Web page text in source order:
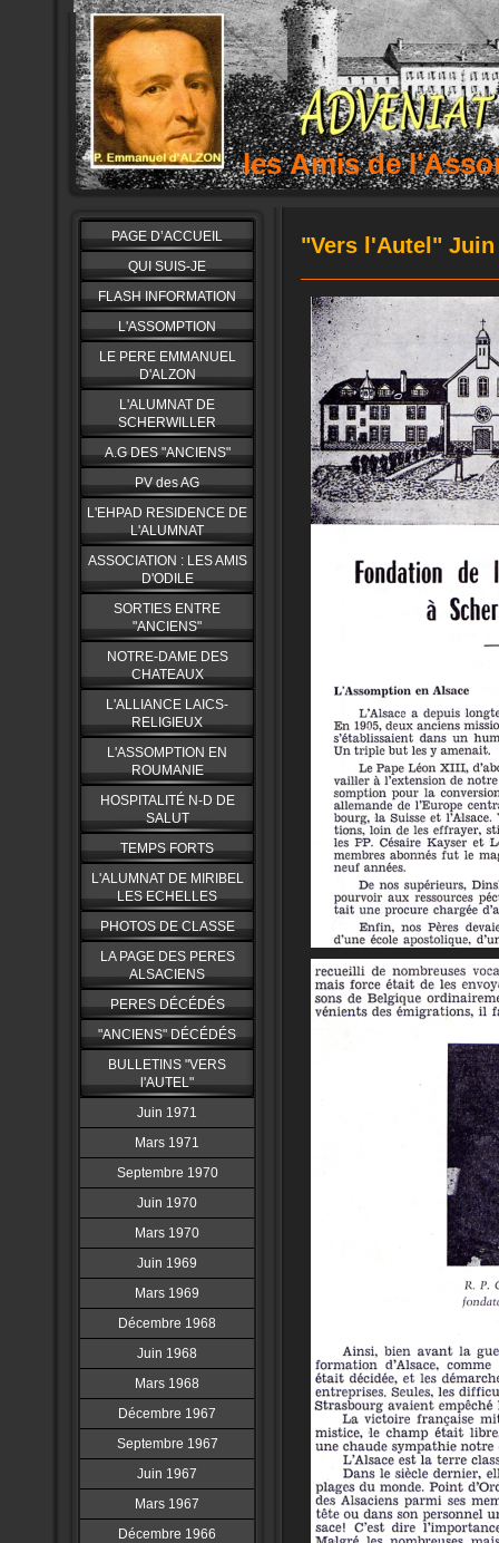
les Amis de
PAGE D’ACCUEIL
QUI SUIS-JE
FLASH INFORMATION
L'ASSOMPTION
LE PERE EMMANUEL
D'ALZON
L'ALUMNAT DE
SCHERWILLER
A.G DES "ANCIENS"
PV des AG
L'EHPAD RESIDENCE DE
L'ALUMNAT
ASSOCIATION : LES AMIS
D'ODILE
SORTIES ENTRE
"ANCIENS"
NOTRE-DAME DES
CHATEAUX
L'ALLIANCE LAICS-
RELIGIEUX
L'ASSOMPTION EN
ROUMANIE
HOSPITALITÉ N-D DE
SALUT
TEMPS FORTS
L'ALUMNAT DE MIRIBEL
LES ECHELLES
PHOTOS DE CLASSE
LA PAGE DES PERES
ALSACIENS
PERES DÉCÉDÉS
"ANCIENS" DÉCÉDÉS
BULLETINS "VERS
l'AUTEL"
Juin 1971
Mars 1971
Septembre 1970
Juin 1970
Mars 1970
Juin 1969
Mars 1969
Décembre 1968
Juin 1968
Mars 1968
Décembre 1967
Septembre 1967
Juin 1967
Mars 1967
Décembre 1966
"Vers l'Autel" Juin